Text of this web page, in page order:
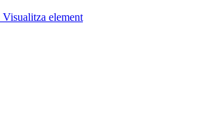
Visualitza element